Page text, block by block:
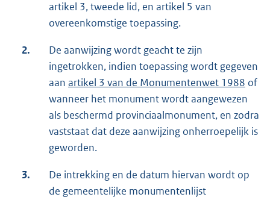
artikel 3, tweede lid, en artikel 5 van
overeenkomstige toepassing.
2.
De aanwijzing wordt geacht te zijn
ingetrokken, indien toepassing wordt gegeven
aan artikel 3 van de Monumentenwet 1988 of
wanneer het monument wordt aangewezen
als beschermd provinciaalmonument, en zodra
vaststaat dat deze aanwijzing onherroepelijk is
geworden.
3.
De intrekking en de datum hiervan wordt op
de gemeentelijke monumentenlijst